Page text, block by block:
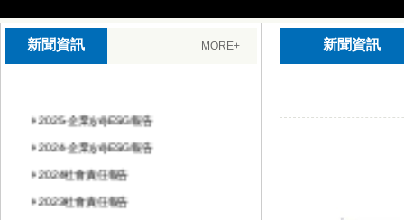
新聞資訊 MORE+
2024-企業(yè)ESG報告
2024社會責任報告
2023社會責任報告
2022社會責任報告
新聞資訊